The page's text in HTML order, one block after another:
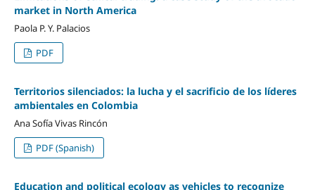
market in North America
Paola P. Y. Palacios
PDF
Territorios silenciados: la lucha y el sacrificio de los líderes
ambientales en Colombia
Ana Sofía Vivas Rincón
PDF (Spanish)
Education and political ecology as vehicles to recognize